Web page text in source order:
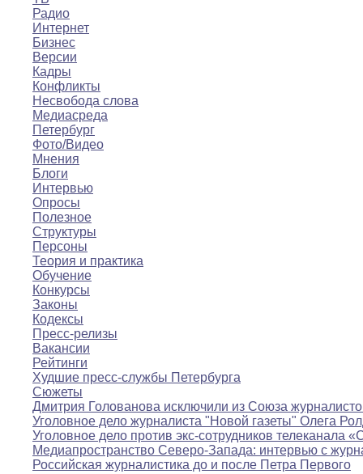
Радио
Интернет
Бизнес
Версии
Кадры
Конфликты
Несвобода слова
Медиасреда
Петербург
Фото/Видео
Мнения
Блоги
Интервью
Опросы
Полезное
Структуры
Персоны
Теория и практика
Обучение
Конкурсы
Законы
Кодексы
Пресс-релизы
Вакансии
Рейтинги
Худшие пресс-службы Петербурга
Сюжеты
Дмитрия Голованова исключили из Союза
Уголовное дело журналиста "Новой газеты" Олега
Уголовное дело против экс-сотрудников телеканала
Медиапространство Северо-Запада: интервью с
Российская журналистика до и после Петра Первого